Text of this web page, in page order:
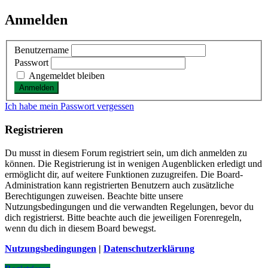
Anmelden
Benutzername
Passwort
Angemeldet bleiben
Ich habe mein Passwort vergessen
Registrieren
Du musst in diesem Forum registriert sein, um dich anmelden zu
können. Die Registrierung ist in wenigen Augenblicken erledigt und
ermöglicht dir, auf weitere Funktionen zuzugreifen. Die Board-
Administration kann registrierten Benutzern auch zusätzliche
Berechtigungen zuweisen. Beachte bitte unsere
Nutzungsbedingungen und die verwandten Regelungen, bevor du
dich registrierst. Bitte beachte auch die jeweiligen Forenregeln,
wenn du dich in diesem Board bewegst.
Nutzungsbedingungen | Datenschutzerklärung